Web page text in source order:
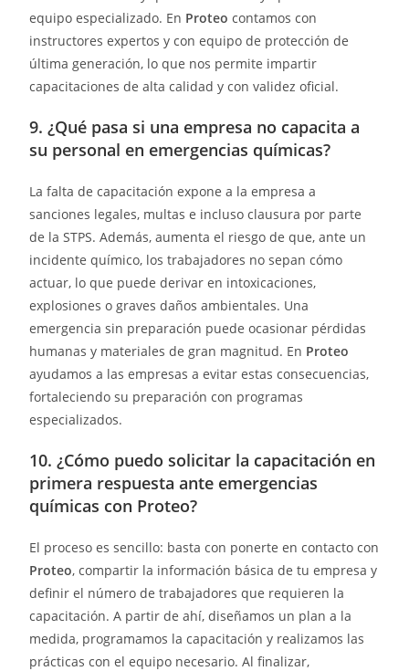
equipo especializado. En Proteo contamos con
instructores expertos y con equipo de protección de
última generación, lo que nos permite impartir
capacitaciones de alta calidad y con validez oficial.
9. ¿Qué pasa si una empresa no capacita a
su personal en emergencias químicas?
La falta de capacitación expone a la empresa a
sanciones legales, multas e incluso clausura por parte
de la STPS. Además, aumenta el riesgo de que, ante un
incidente químico, los trabajadores no sepan cómo
actuar, lo que puede derivar en intoxicaciones,
explosiones o graves daños ambientales. Una
emergencia sin preparación puede ocasionar pérdidas
humanas y materiales de gran magnitud. En Proteo
ayudamos a las empresas a evitar estas consecuencias,
fortaleciendo su preparación con programas
especializados.
10. ¿Cómo puedo solicitar la capacitación en
primera respuesta ante emergencias
químicas con Proteo?
El proceso es sencillo: basta con ponerte en contacto con
Proteo, compartir la información básica de tu empresa y
definir el número de trabajadores que requieren la
capacitación. A partir de ahí, diseñamos un plan a la
medida, programamos la capacitación y realizamos las
prácticas con el equipo necesario. Al finalizar,